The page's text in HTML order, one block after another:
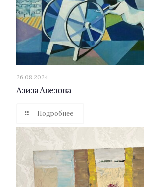
26.08.2024
Азиза Авезова
Подробнее